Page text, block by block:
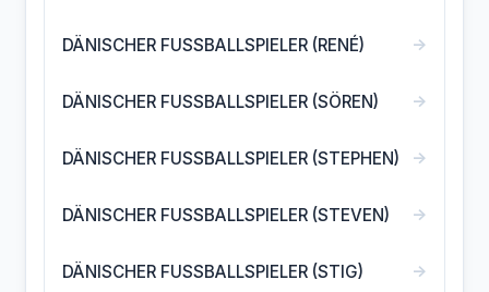
DÄNISCHER FUSSBALLSPIELER (RENÉ) →
DÄNISCHER FUSSBALLSPIELER (SÖREN) →
DÄNISCHER FUSSBALLSPIELER (STEPHEN) →
DÄNISCHER FUSSBALLSPIELER (STEVEN) →
DÄNISCHER FUSSBALLSPIELER (STIG) →